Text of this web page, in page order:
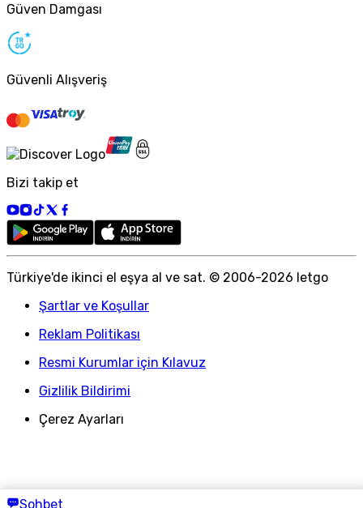
Sohbet
Güven Damgası
Güvenli Alışveriş
Bizi takip et
Türkiye'de ikinci el eşya al ve sat. © 2006-2026 letgo
Şartlar ve Koşullar
Reklam Politikası
Resmi Kurumlar için Kılavuz
Gizlilik Bildirimi
Çerez Ayarları